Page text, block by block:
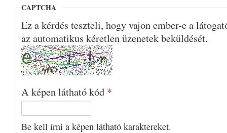
CAPTCHA
Ez a kérdés teszteli, hogy vajon ember-e a
az automatikus kéretlen üzenetek beküldését.
A képen látható kód *
Be kell írni a képen látható karaktereket.